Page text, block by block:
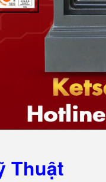
Thuật